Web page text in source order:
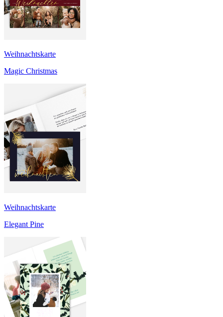
Weihnachtskarte
Magic Christmas
Weihnachtskarte
Elegant Pine